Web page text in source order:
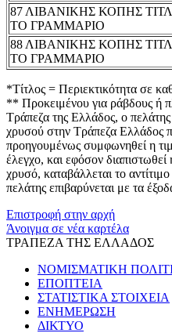
87 ΛΙΒΑΝΙΚΗΣ ΚΟΠΗΣ
ΤΟ ΓΡΑΜΜΑΡΙΟ
88 ΛΙΒΑΝΙΚΗΣ ΚΟΠΗΣ
ΤΟ ΓΡΑΜΜΑΡΙΟ
*Τίτλος = Περιεκτικότητα σε
** Προκειμένου για ράβδους ή
Τράπεζα της Ελλάδος, ο πελάτης
χρυσού στην Τράπεζα Ελλάδος
προηγουμένως συμφωνηθεί η
έλεγχο, και εφόσον
χρυσό, καταβάλλεται το
πελάτης επιβαρύνεται με τα
Επιστροφή στην αρχή
Άνοιγμα σε νέα καρτέλα
ΤΡΑΠΕΖΑ ΤΗΣ ΕΛΛΑΔΟΣ
ΝΟΜΙΣΜΑΤΙΚΗ
ΕΠΟΠΤΕΙΑ
ΣΤΑΤΙΣΤΙΚΑ ΣΤΟΙΧΕΙΑ
ΕΝΗΜΕΡΩΣΗ
ΔΙΚΤΥΟ